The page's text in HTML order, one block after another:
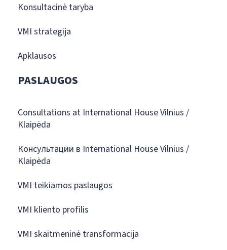
Konsultacinė taryba
VMI strategija
Apklausos
PASLAUGOS
Consultations at International House Vilnius /
Klaipėda
Консультации в International House Vilnius /
Klaipėda
VMI teikiamos paslaugos
VMI kliento profilis
VMI skaitmeninė transformacija